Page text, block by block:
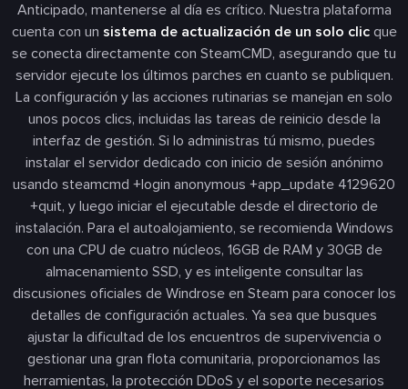
Anticipado, mantenerse al día es crítico. Nuestra plataforma
cuenta con un sistema de actualización de un solo clicque
se conecta directamente con SteamCMD, asegurando que tu
servidor ejecute los últimos parches en cuanto se publiquen.
La configuración y las acciones rutinarias se manejan en solo
unos pocos clics, incluidas las tareas de reinicio desde la
interfaz de gestión. Si lo administras tú mismo, puedes
instalar el servidor dedicado con inicio de sesión anónimo
usando steamcmd +login anonymous +app_update 4129620
+quit, y luego iniciar el ejecutable desde el directorio de
instalación. Para el autoalojamiento, se recomienda Windows
con una CPU de cuatro núcleos, 16GB de RAM y 30GB de
almacenamiento SSD, y es inteligente consultar las
discusiones oficiales de Windrose en Steam para conocer los
detalles de configuración actuales. Ya sea que busques
ajustar la dificultad de los encuentros de supervivencia o
gestionar una gran flota comunitaria, proporcionamos las
herramientas, la protección DDoS y el soporte necesarios